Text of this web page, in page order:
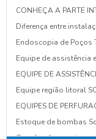
CONHEÇA A PARTE
Diferença entre
Endoscopia de Poços
Equipe de assistência
EQUIPE DE
Equipe região litoral
EQUIPES DE
Estoque de bombas